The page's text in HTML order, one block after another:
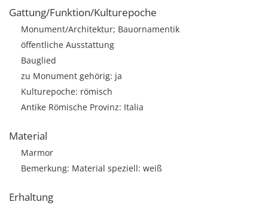
Gattung/Funktion/Kulturepoche
Monument/Architektur; Bauornamentik
öffentliche Ausstattung
Bauglied
zu Monument gehörig: ja
Kulturepoche: römisch
Antike Römische Provinz: Italia
Material
Marmor
Bemerkung: Material speziell: weiß
Erhaltung